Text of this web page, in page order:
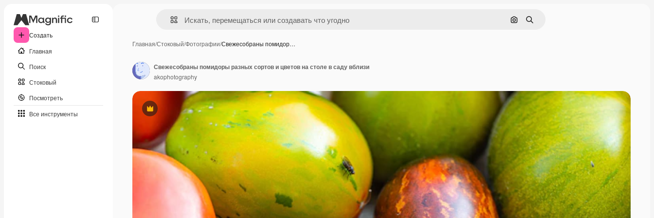
Создать
Главная
Поиск
Стоковый
Посмотреть
Все инструменты
Поиск по изображению
Поиск
Главная/Стоковый/Фотографии/Свежесобраны помидор…
Премиум
Свежесобраны помидоры разных сортов и цветов на столе в саду вблизи
akophotography